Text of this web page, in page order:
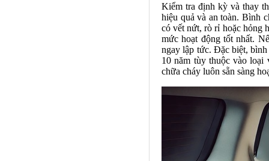
Kiểm tra định kỳ và thay
hiệu quả và an toàn. Bình
có vết nứt, rò rỉ hoặc hỏng
mức hoạt động tốt nhất.
ngay lập tức. Đặc biệt,
10 năm tùy thuộc vào loại
chữa cháy luôn sẵn sàng